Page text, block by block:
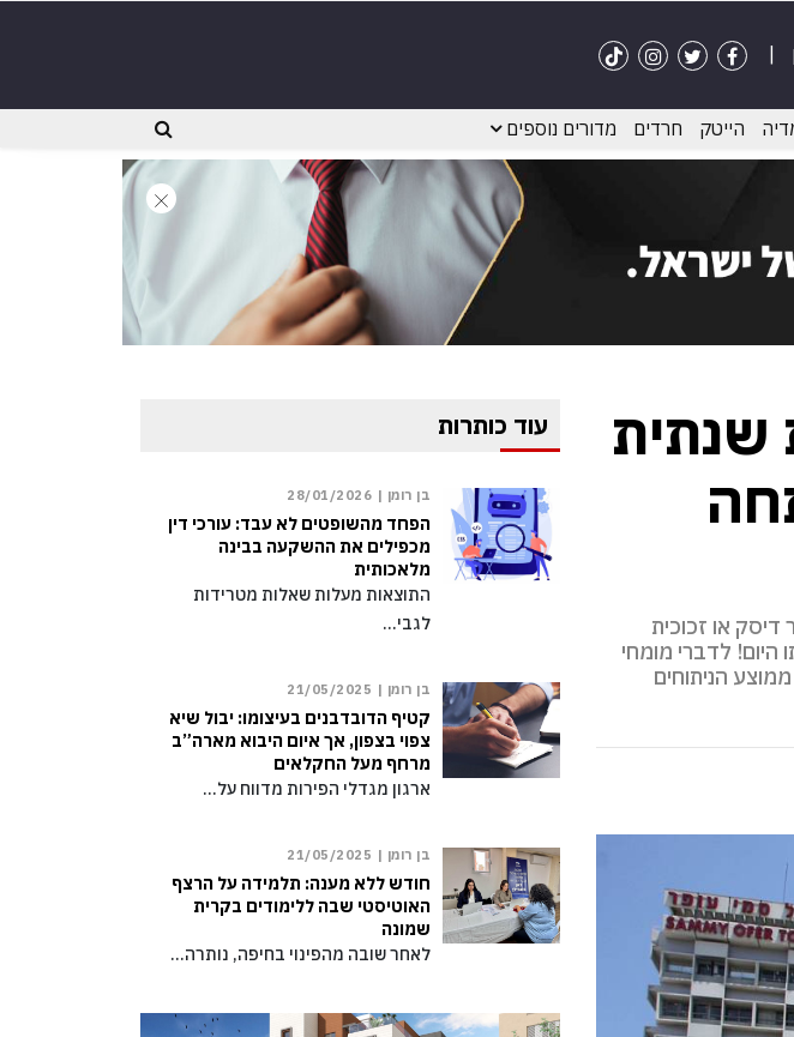
הייטק חרדים מדורים נוספים
שנתית
או זכוכית
לדברי מומחי
הניתוחים
עוד כותרות
בן רומן | 28/01/2026
הפחד מהשופטים לא עבד: עורכי דין
מכפילים את ההשקעה בבינה
מלאכותית
התוצאות מעלות שאלות מטרידות
לגבי…
בן רומן | 21/05/2025
קטיף הדובדבנים בעיצומו: יבול שיא
צפוי בצפון, אך איום היבוא מארה”ב
מרחף מעל החקלאים
ארגון מגדלי הפירות מדווח על…
בן רומן | 21/05/2025
חודש ללא מענה: תלמידה על הרצף
האוטיסטי שבה ללימודים בקרית
שמונה
לאחר שובה מהפינוי בחיפה, נותרה…